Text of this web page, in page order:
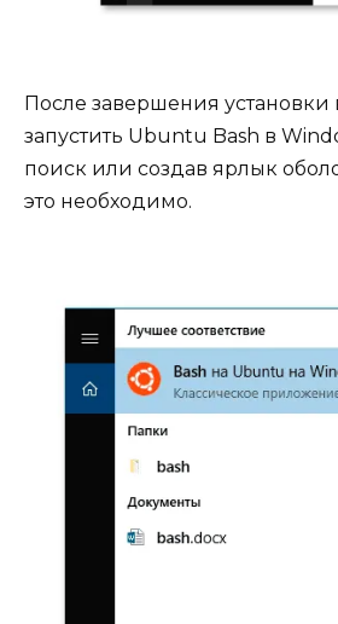
После завершения установки
запустить Ubuntu Bash в
поиск или создав ярлык
это необходимо.